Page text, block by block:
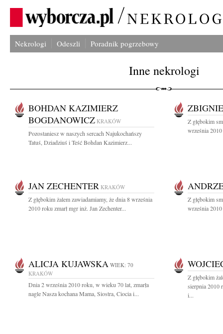
Nekrologi Odeszli Poradnik pogrzebowy
Inne nekrologi
BOHDAN KAZIMIERZ
BOGDANOWICZ KRAKÓW
Pozostaniesz w naszych sercach Najukochańszy
Tatuś, Dziadziuś i Teść Bohdan Kazimierz...
Z głębokim
września
JAN ZECHENTER KRAKÓW
Z głębokim żalem zawiadamiamy, że dnia 8 września
2010 roku zmarł mgr inż. Jan Zechenter...
Z głębokim
września
ALICJA KUJAWSKA WIEK: 70
KRAKÓW
Dnia 2 września 2010 roku, w wieku 70 lat, zmarła
nagle Nasza kochana Mama, Siostra, Ciocia i...
Z głębokim
sierpnia 2010
i...